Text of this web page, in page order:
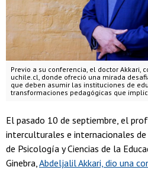
Previo a su conferencia, el doctor Akkari,
uchile.cl, donde ofreció una mirada
que deben asumir las instituciones de
transformaciones pedagógicas que
El pasado 10 de septiembre, el
interculturales e internacionales
de Psicología y Ciencias de la
Ginebra,Abdeljalil Akkari, dio una